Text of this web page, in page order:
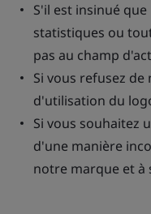
S'il est insinué
statistiques ou
pas au champ
Si vous refusez
d'utilisation du
Si vous souhaitez
d'une manière
notre marque et à